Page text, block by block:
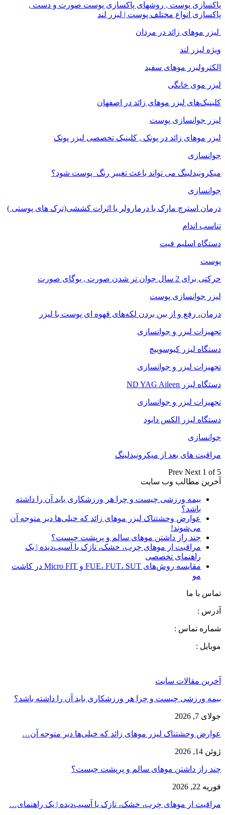
پاکسازی پوست , روشهای پاکسازی پوست صورت و دست ,
پاکسازی انواع مختلف پوست | لیزر لند
لیزر موهای زائد در مردان
ویژه لیزر لند
الکترولیزر موهای سفید
لیزر موی خانگی
کلینیک‌های لیزر موهای زائد در اصفهان
لیزر جوانسازی پوست
لیزر موهای زائد در پونک , کلینیک تخصصی لیزر پونک
جوانسازی
میکرونیدلینگ می تواند باعث تغییر رنگ ‍ پوست شود؟
جوانسازی
درمان استرچ مارک با درمارولر یا اثرات کششی(ترک های پوستی )
تناسب اندام
دستگاه اسلیم فیت
پوست
حرکتی برای 2 سال جوان تر شدن صورت , یوگای صورت
لیزر جوانسازی پوست
درمان، رفع و از بین بردن لکه‌های قهوه ای پوست با لیزر
تجهیزات لیزر و جوانسازی
دستگاه لیزر کیوسوییچ
تجهیزات لیزر و جوانسازی
دستگاه لیزر ND YAG Aileen
تجهیزات لیزر و جوانسازی
دستگاه لیزر الکس دایود
جوانسازی
مراقبت های بعد از میکرونیدلینگ
Prev Next 1 of 5
آخرین مطالب وب سایت
بیمه ورزشی چیست و چرا هر ورزشکاری باید آن را داشته
باشد؟
عوارض وحشتناک لیزر موهای زائد که خیلی‌ها دیر متوجه آن
می‌شوند!
چند راز داشتن موهای سالم و پرپشت چیست؟
مراقبت از موهای چرب، خشک، نازک یا آسیب‌دیده | یک
راهنمای تخصصی
مقایسه روش‌های FUE، FUT، SUT و Micro FIT در کاشت
مو
تماس با ما
آدرس :
شماره تماس :
موبایل :
آخرین مقالات سایت
بیمه ورزشی چیست و چرا هر ورزشکاری باید آن را داشته باشد؟
جولای 7, 2026
عوارض وحشتناک لیزر موهای زائد که خیلی‌ها دیر متوجه آن…
ژوئن 14, 2026
چند راز داشتن موهای سالم و پرپشت چیست؟
فوریه 22, 2026
مراقبت از موهای چرب، خشک، نازک یا آسیب‌دیده | یک راهنمای…